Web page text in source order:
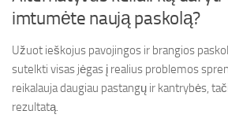
imtumėte naują paskolą?
Užuot ieškojus pavojingos ir brangios
sutelkti visas jėgas į realius problemos
reikalauja daugiau pastangų ir kantrybės,
rezultatą.